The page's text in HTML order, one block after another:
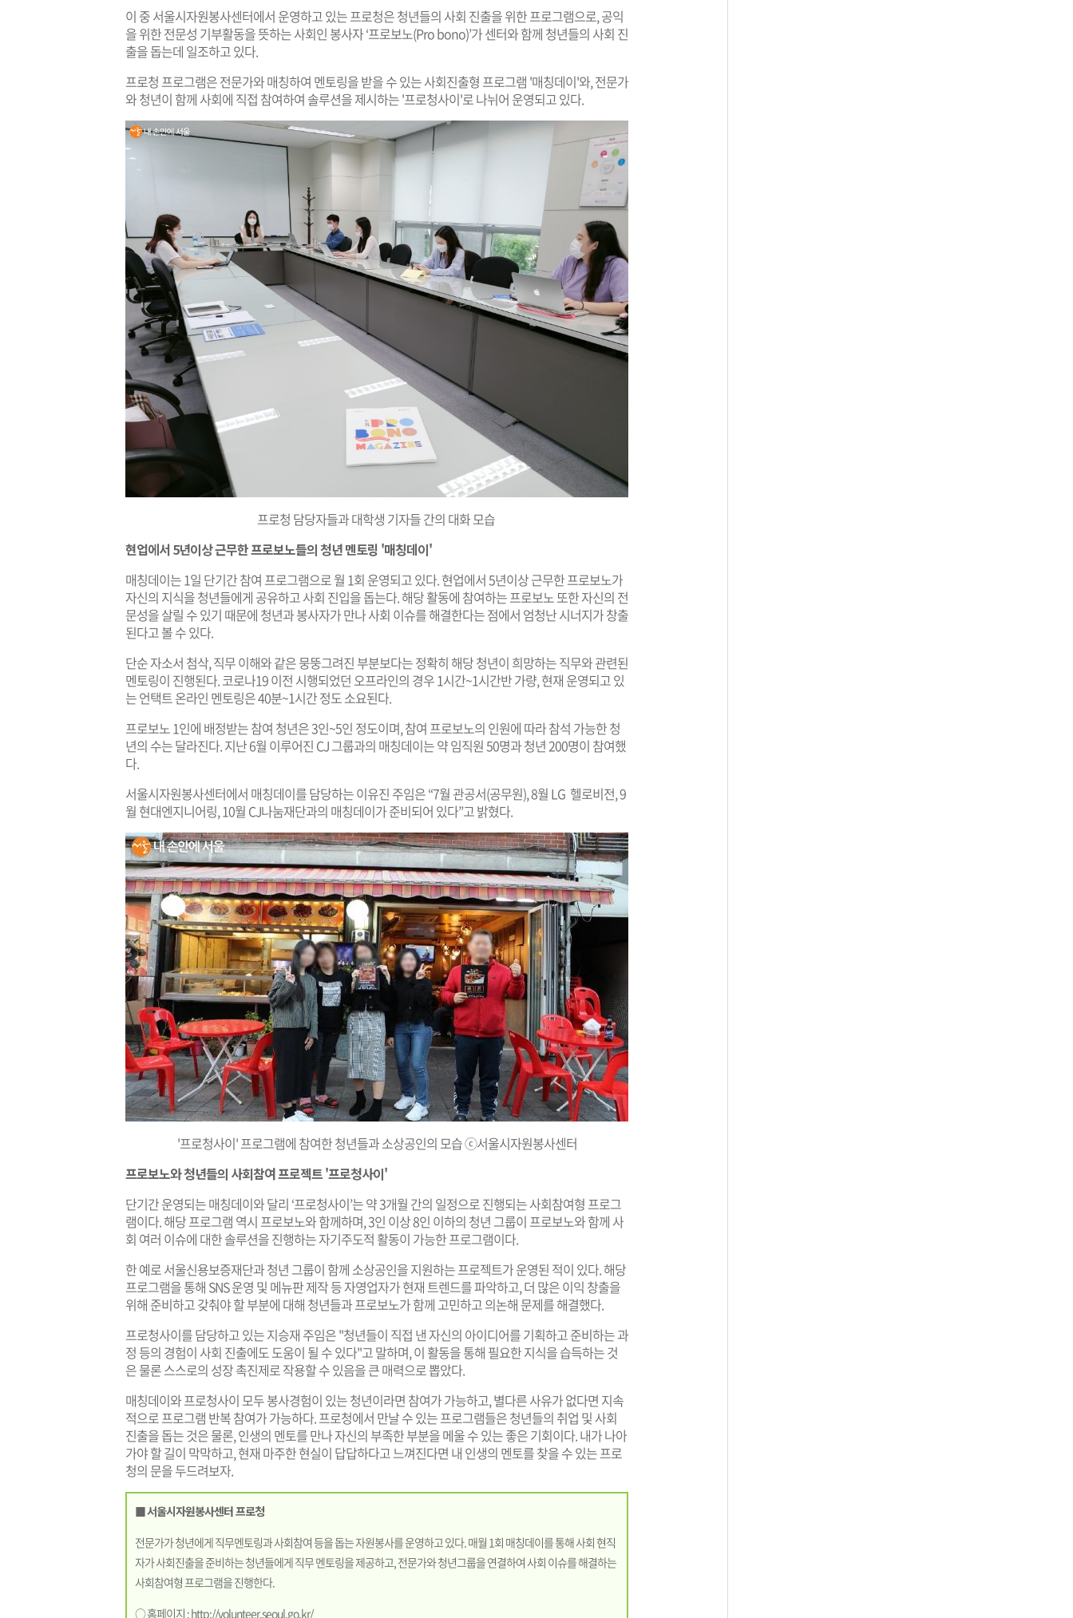
이 중 서울시자원봉사센터에서 운영하고 있는 프로청은 청년들의 사회 진출을 위한 프로그램으로, 공익
을 위한 전문성 기부활동을 뜻하는 사회인 봉사자 ‘프로보노(Pro bono)’가 센터와 함께 청년들의 사회 진
출을 돕는데 일조하고 있다.
프로청 프로그램은 전문가와 매칭하여 멘토링을 받을 수 있는 사회진출형 프로그램 '매칭데이'와, 전문가
와 청년이 함께 사회에 직접 참여하여 솔루션을 제시하는 '프로청사이'로 나뉘어 운영되고 있다.
프로청 담당자들과 대학생 기자들 간의 대화 모습
현업에서 5년이상 근무한 프로보노들의 청년 멘토링 '매칭데이'
매칭데이는 1일 단기간 참여 프로그램으로 월 1회 운영되고 있다. 현업에서 5년이상 근무한 프로보노가
자신의 지식을 청년들에게 공유하고 사회 진입을 돕는다. 해당 활동에 참여하는 프로보노 또한 자신의 전
문성을 살릴 수 있기 때문에 청년과 봉사자가 만나 사회 이슈를 해결한다는 점에서 엄청난 시너지가 창출
된다고 볼 수 있다.
단순 자소서 첨삭, 직무 이해와 같은 뭉뚱그려진 부분보다는 정확히 해당 청년이 희망하는 직무와 관련된
멘토링이 진행된다. 코로나19 이전 시행되었던 오프라인의 경우 1시간~1시간반 가량, 현재 운영되고 있
는 언택트 온라인 멘토링은 40분~1시간 정도 소요된다.
프로보노 1인에 배정받는 참여 청년은 3인~5인 정도이며, 참여 프로보노의 인원에 따라 참석 가능한 청
년의 수는 달라진다. 지난 6월 이루어진 CJ 그룹과의 매칭데이는 약 임직원 50명과 청년 200명이 참여했
다.
서울시자원봉사센터에서 매칭데이를 담당하는 이유진 주임은 “7월 관공서(공무원), 8월 LG 헬로비전, 9
월 현대엔지니어링, 10월 CJ나눔재단과의 매칭데이가 준비되어 있다”고 밝혔다.
'프로청사이' 프로그램에 참여한 청년들과 소상공인의 모습 ⓒ서울시자원봉사센터
프로보노와 청년들의 사회참여 프로젝트 '프로청사이'
단기간 운영되는 매칭데이와 달리 ‘프로청사이’는 약 3개월 간의 일정으로 진행되는 사회참여형 프로그
램이다. 해당 프로그램 역시 프로보노와 함께하며, 3인 이상 8인 이하의 청년 그룹이 프로보노와 함께 사
회 여러 이슈에 대한 솔루션을 진행하는 자기주도적 활동이 가능한 프로그램이다.
한 예로 서울신용보증재단과 청년 그룹이 함께 소상공인을 지원하는 프로젝트가 운영된 적이 있다. 해당
프로그램을 통해 SNS 운영 및 메뉴판 제작 등 자영업자가 현재 트렌드를 파악하고, 더 많은 이익 창출을
위해 준비하고 갖춰야 할 부분에 대해 청년들과 프로보노가 함께 고민하고 의논해 문제를 해결했다.
프로청사이를 담당하고 있는 지승재 주임은 "청년들이 직접 낸 자신의 아이디어를 기획하고 준비하는 과
정 등의 경험이 사회 진출에도 도움이 될 수 있다"고 말하며, 이 활동을 통해 필요한 지식을 습득하는 것
은 물론 스스로의 성장 촉진제로 작용할 수 있음을 큰 매력으로 뽑았다.
매칭데이와 프로청사이 모두 봉사경험이 있는 청년이라면 참여가 가능하고, 별다른 사유가 없다면 지속
적으로 프로그램 반복 참여가 가능하다. 프로청에서 만날 수 있는 프로그램들은 청년들의 취업 및 사회
진출을 돕는 것은 물론, 인생의 멘토를 만나 자신의 부족한 부분을 메울 수 있는 좋은 기회이다. 내가 나아
가야 할 길이 막막하고, 현재 마주한 현실이 답답하다고 느껴진다면 내 인생의 멘토를 찾을 수 있는 프로
청의 문을 두드려보자.
■서울시자원봉사센터 프로청
전문가가 청년에게 직무멘토링과 사회참여 등을 돕는 자원봉사를 운영하고 있다. 매월 1회 매칭데이를 통해 사회 현직
자가 사회진출을 준비하는 청년들에게 직무 멘토링을 제공하고, 전문가와 청년그룹을 연결하여 사회 이슈를 해결하는
사회참여형 프로그램을 진행한다.
○ 홈페이지 :http://volunteer.seoul.go.kr/